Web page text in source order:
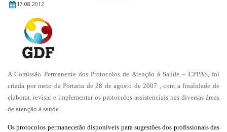
17.08.2012
A Comissão Permanente dos Protocolos de Atenção à Saúde – CPPAS, foi
criada por meio da Portaria de 28 de agosto de 2007 , com a finalidade de
elaborar, revisar e implementar os protocolos assistenciais nas diversas áreas
de atenção à saúde.
Os protocolos permanecerão disponíveis para sugestões dos profissionais das